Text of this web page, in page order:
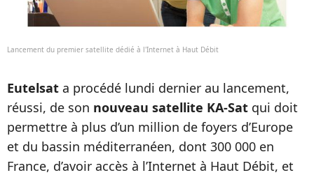
Lancement du premier satellite dédié à l'Internet à Haut Débit
Eutelsat a procédé lundi dernier au lancement,
réussi, de son nouveau satellite KA-Sat qui doit
permettre à plus d’un million de foyers d’Europe
et du bassin méditerranéen, dont 300 000 en
France, d’avoir accès à l’Internet à Haut Débit, et